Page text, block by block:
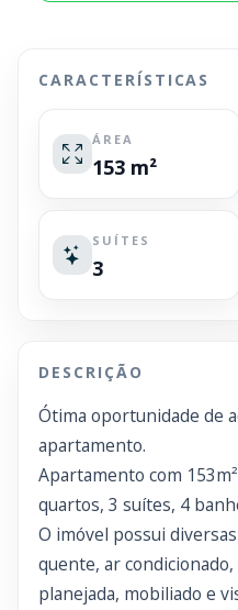
CARACTERÍSTICAS
ÁREA
153 m²
SUÍTES
3
DESCRIÇÃO
Ótima oportunidade de
apartamento.
Apartamento com
quartos, 3 suítes, 4
O imóvel possui
quente, ar
planejada, mobiliado e